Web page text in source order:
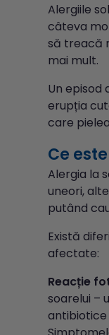
Alergiile
câteva
să treacă
mai mult.
Un episod
erupția
care
Ce
Alergia la
uneori,
putând
Există
afectate:
Reacție
soarelui –
antibiotice